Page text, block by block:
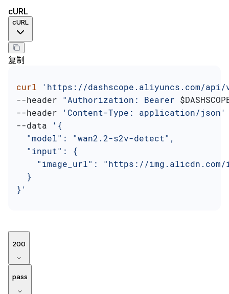
cURL
cURL
复制
curl 'https://dashscope.aliyuncs.com/
--header "Authorization: Bearer
--header
'Content-Type: application/json'
--data
'{
  "model": "wan2.2-s2v-detect",
  "input": {
"image_url": "https://
  }
}'
200
pass